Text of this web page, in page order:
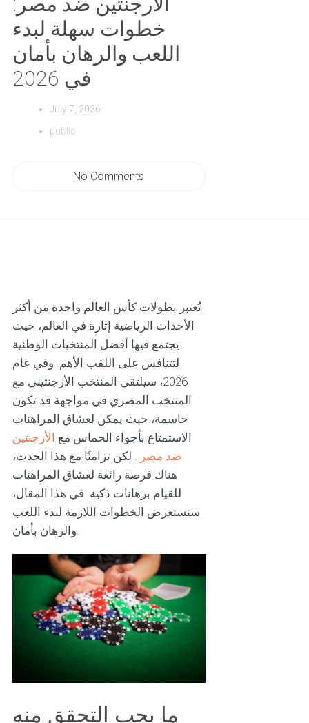
خطوات سهلة لبدء
اللعب والرهان بأمان
في 2026
July 7, 2026
public
No Comments
تُعتبر بطولات كأس العالم واحدة من أكثر
الأحداث الرياضية إثارة في العالم، حيث
يجتمع فيها أفضل المنتخبات الوطنية
لتتنافس على اللقب الأهم. وفي عام
2026، سيلتقي المنتخب الأرجنتيني مع
المنتخب المصري في مواجهة قد تكون
حاسمة، حيث يمكن لعشاق المراهنات
الاستمتاع بأجواء الحماس مع الأرجنتين
ضد مصر . لكن تزامنًا مع هذا الحدث،
هناك فرصة رائعة لعشاق المراهنات
للقيام برهانات ذكية. في هذا المقال،
سنستعرض الخطوات اللازمة لبدء اللعب
والرهان بأمان.
ما يجب التحقق منه